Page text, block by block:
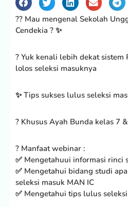
?? Mau mengenal Sekolah
Cendekia ? ✨
? Yuk kenali lebih dekat sistem
lolos seleksi masuknya
✨ Tips sukses lulus seleksi
? Khusus Ayah Bunda kelas 7
? Manfaat webinar :
✅ Mengetahuui informasi rinci
✅ Mengetahui bidang studi
seleksi masuk MAN IC
✅ Mengetahui tips lulus